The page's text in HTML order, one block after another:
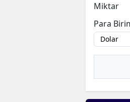
Miktar
Para